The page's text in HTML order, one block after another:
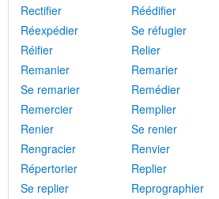
Rectifier
Réédifier
Réexpédier
Se réfugier
Réifier
Relier
Remanier
Remarier
Se remarier
Remédier
Remercier
Remplier
Renier
Se renier
Rengracier
Renvier
Répertorier
Replier
Se replier
Reprographier